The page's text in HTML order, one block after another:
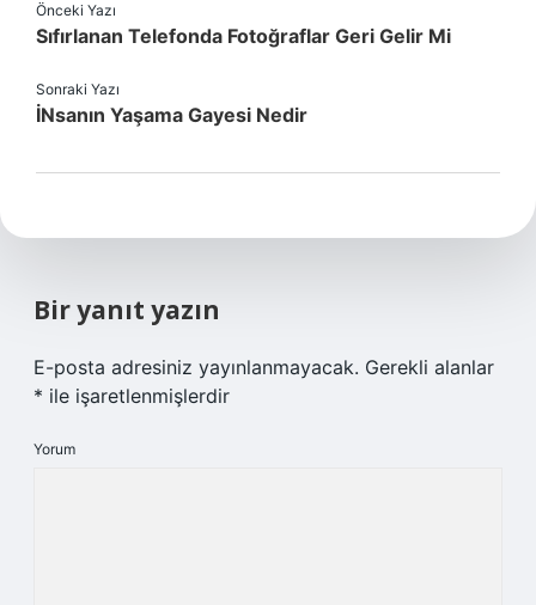
Önceki Yazı
Sıfırlanan Telefonda Fotoğraflar Geri Gelir Mi
Sonraki Yazı
İNsanın Yaşama Gayesi Nedir
Bir yanıt yazın
E-posta adresiniz yayınlanmayacak. Gerekli alanlar
* ile işaretlenmişlerdir
Yorum